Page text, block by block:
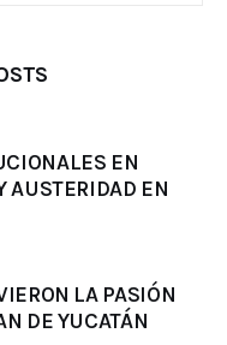
EN
AUSTERIDAD EN
LA PASIÓN
DE YUCATÁN